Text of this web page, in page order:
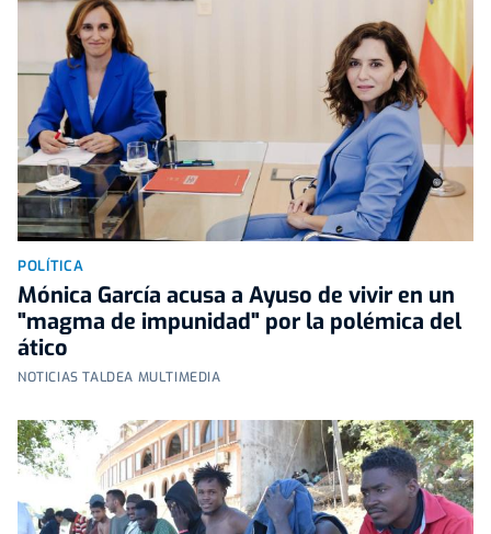
POLÍTICA
Mónica García acusa a Ayuso de vivir en un
"magma de impunidad" por la polémica del
ático
NOTICIAS TALDEA MULTIMEDIA